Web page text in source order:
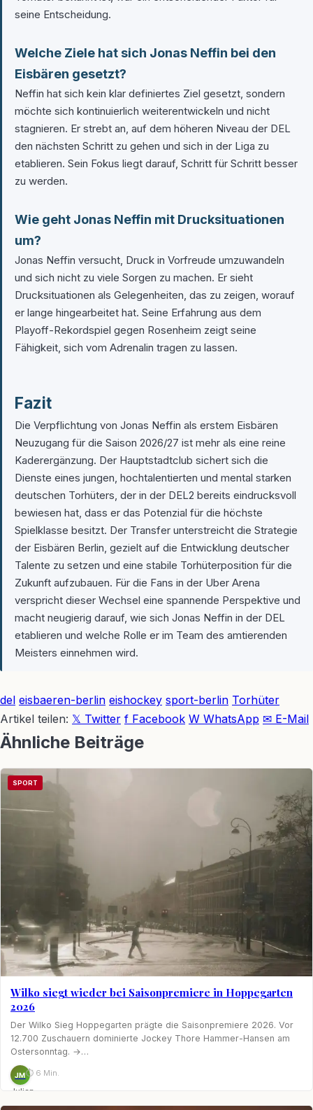
seine Entscheidung.
Welche Ziele hat sich Jonas Neffin bei den
Eisbären gesetzt?
Neffin hat sich kein klar definiertes Ziel gesetzt, sondern
möchte sich kontinuierlich weiterentwickeln und nicht
stagnieren. Er strebt an, auf dem höheren Niveau der DEL
den nächsten Schritt zu gehen und sich in der Liga zu
etablieren. Sein Fokus liegt darauf, Schritt für Schritt besser
zu werden.
Wie geht Jonas Neffin mit Drucksituationen
um?
Jonas Neffin versucht, Druck in Vorfreude umzuwandeln
und sich nicht zu viele Sorgen zu machen. Er sieht
Drucksituationen als Gelegenheiten, das zu zeigen, worauf
er lange hingearbeitet hat. Seine Erfahrung aus dem
Playoff-Rekordspiel gegen Rosenheim zeigt seine
Fähigkeit, sich vom Adrenalin tragen zu lassen.
Fazit
Die Verpflichtung von Jonas Neffin als erstem Eisbären
Neuzugang für die Saison 2026/27 ist mehr als eine reine
Kaderergänzung. Der Hauptstadtclub sichert sich die
Dienste eines jungen, hochtalentierten und mental starken
deutschen Torhüters, der in der DEL2 bereits eindrucksvoll
bewiesen hat, dass er das Potenzial für die höchste
Spielklasse besitzt. Der Transfer unterstreicht die Strategie
der Eisbären Berlin, gezielt auf die Entwicklung deutscher
Talente zu setzen und eine stabile Torhüterposition für die
Zukunft aufzubauen. Für die Fans in der Uber Arena
verspricht dieser Wechsel eine spannende Perspektive und
macht neugierig darauf, wie sich Jonas Neffin in der DEL
etablieren und welche Rolle er im Team des amtierenden
Meisters einnehmen wird.
del eisbaeren-berlin eishockey sport-berlin Torhüter
Artikel teilen: 𝕏 Twitter f Facebook W WhatsApp ✉ E-Mail
Ähnliche Beiträge
SPORT
Wilko siegt wieder bei Saisonpremiere in Hoppegarten
2026
Der Wilko Sieg Hoppegarten prägte die Saisonpremiere 2026. Vor
12.700 Zuschauern dominierte Jockey Thore Hammer-Hansen am
Ostersonntag. →…
JM
Julian
Möhring
⏱ 6 Min.